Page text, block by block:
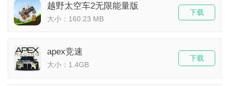
​越野太空车2无限能量版
大小：160.23 MB
下载
apex竞速
大小：1.4GB
下载